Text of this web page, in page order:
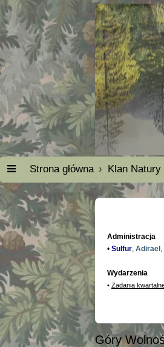
Strona główna Klan Natury
Administracja
• Sulfur Adirael
Wydarzenia
• Zadania
Góry